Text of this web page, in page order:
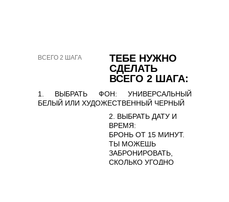
1. ВЫБРАТЬ ФОН: УНИВЕРСАЛЬНЫЙ
БЕЛЫЙ ИЛИ ХУДОЖЕСТВЕННЫЙ ЧЕРНЫЙ
2. ВЫБРАТЬ ДАТУ И
ВРЕМЯ:
БРОНЬ ОТ 15 МИНУТ.
ТЫ МОЖЕШЬ
ЗАБРОНИРОВАТЬ,
СКОЛЬКО УГОДНО
ТЕБЕ НУЖНО
СДЕЛАТЬ
ВСЕГО 2 ШАГА:
ВСЕГО 2 ШАГА